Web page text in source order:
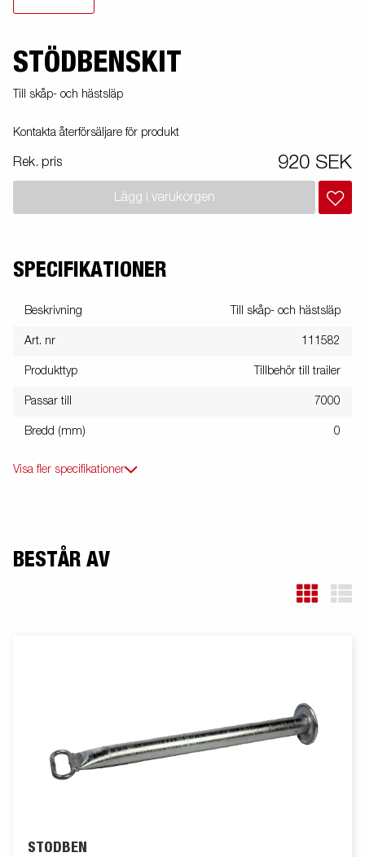
STÖDBENSKIT
Till skåp- och hästsläp
Kontakta återförsäljare för produkt
Rek. pris 920 SEK
Lägg i varukorgen
SPECIFIKATIONER
Beskrivning Till skåp- och hästsläp
Art. nr 111582
Produkttyp Tillbehör till trailer
Passar till 7000
Bredd (mm) 0
Visa fler specifikationer
BESTÅR AV
STÖDBEN